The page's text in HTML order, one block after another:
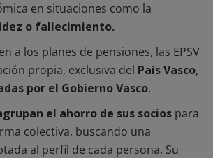
en situaciones como la
o fallecimiento.
a los planes de pensiones, las EPSV
propia, exclusiva del País Vasco,
por el Gobierno Vasco.
el ahorro de sus socios para
colectiva, buscando una
al perfil de cada persona. Su